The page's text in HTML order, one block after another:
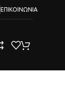
ΕΠΙΚΟΙΝΩΝΊΑ